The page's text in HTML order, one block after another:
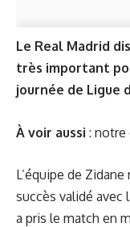
Le Real Madrid
très important
journée de Ligue
À voir aussi : notre
L’équipe de Zidane
succès validé avec
a pris le match en